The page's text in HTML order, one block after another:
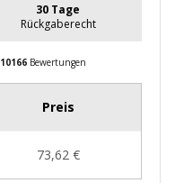
30 Tage
Rückgaberecht
10166Bewertungen